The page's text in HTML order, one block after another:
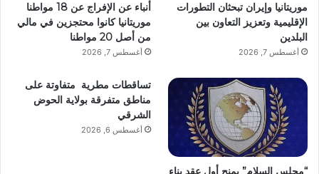
موريتانيا وإيران تبحثان التطورات
الإقليمية وتعزيز التعاون بين
البلدين
أغسطس 7, 2026
أنباء عن الإفراج عن 18 مواطنا
موريتانيا كانوا محتجزين في مالي
من أصل 20 مواطنا
أغسطس 7, 2026
“مجلس السلام” يمنح أول عقد بناء
تساقطات مطرية متفاوتة على
مناطق متفرقة بولاية الحوض
الشرقي
أغسطس 6, 2026